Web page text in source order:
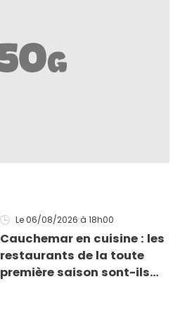
Le 06/08/2026 à 18h00
Cauchemar en cuisine : les
restaurants de la toute
première saison sont-ils